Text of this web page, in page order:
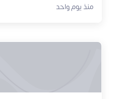
منذ يوم واحد